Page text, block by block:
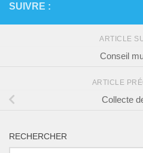
SUIVRE :
ARTICLE
Conseil
ARTICLE
Collecte
RECHERCHER